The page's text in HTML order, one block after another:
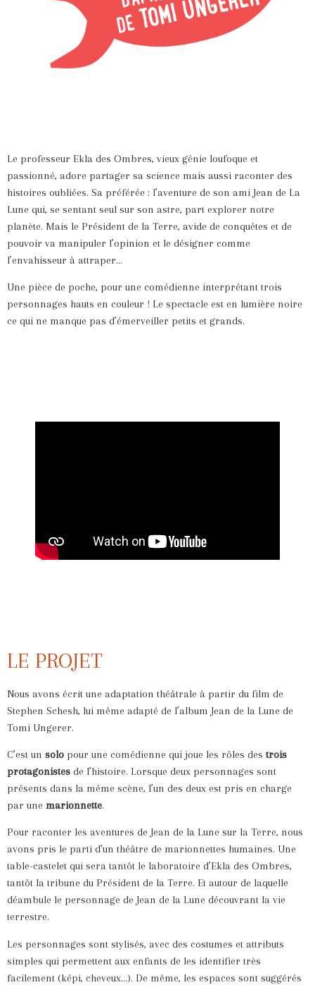
Le professeur Ekla des Ombres, vieux génie loufoque et
passionné, adore partager sa science mais aussi raconter des
histoires oubliées. Sa préférée : l’aventure de son ami Jean de La
Lune qui, se sentant seul sur son astre, part explorer notre
planète. Mais le Président de la Terre, avide de conquêtes et de
pouvoir va manipuler l’opinion et le désigner comme
l’envahisseur à attraper…
Une pièce de poche, pour une comédienne interprétant trois
personnages hauts en couleur ! Le spectacle est en lumière noire
ce qui ne manque pas d’émerveiller petits et grands.
LE PROJET
Nous avons écrit une adaptation théâtrale à partir du film de
Stephen Schesh, lui même adapté de l’album Jean de la Lune de
Tomi Ungerer.
C’est un solo pour une comédienne qui joue les rôles destrois
protagonistes de l’histoire. Lorsque deux personnages sont
présents dans la même scène, l’un des deux est pris en charge
par une marionnette.
Pour raconter les aventures de Jean de la Lune sur la Terre, nous
avons pris le parti d’un théâtre de marionnettes humaines. Une
table-castelet qui sera tantôt le laboratoire d’Ekla des Ombres,
tantôt la tribune du Président de la Terre. Et autour de laquelle
déambule le personnage de Jean de la Lune découvrant la vie
terrestre.
Les personnages sont stylisés, avec des costumes et attributs
simples qui permettent aux enfants de les identifier très
facilement (képi, cheveux…). De même, les espaces sont suggérés